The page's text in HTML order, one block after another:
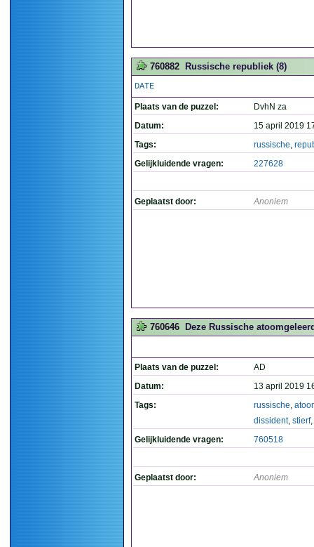
760882 Russische republiek (8)
DATE
Plaats van de puzzel:
DvhN za
Datum:
15 april 2019
Tags:
russische,
Gelijkluidende vragen:
227628
Geplaatst door: Anoniem
760646 Deze Russische
Plaats van de puzzel:
AD
Datum:
13 april 2019
Tags:
russische,
dissident, stierf,
Gelijkluidende vragen:
760518
Geplaatst door: Anoniem